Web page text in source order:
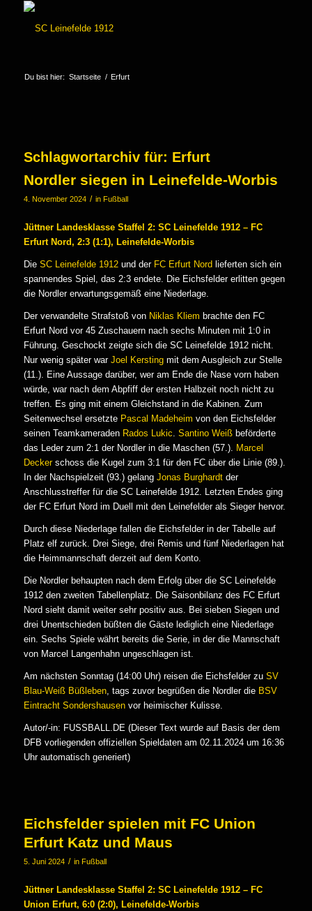
Du bist hier: Startseite / Erfurt
Schlagwortarchiv für: Erfurt
Nordler siegen in Leinefelde-Worbis
4. November 2024 / in Fußball
Jüttner Landesklasse Staffel 2: SC Leinefelde 1912 – FC
Erfurt Nord, 2:3 (1:1), Leinefelde-Worbis
Die SC Leinefelde 1912und der FC Erfurt Nord lieferten sich ein
spannendes Spiel, das 2:3 endete. Die Eichsfelder erlitten gegen
die Nordler erwartungsgemäß eine Niederlage.
Der verwandelte Strafstoß von Niklas Kliem brachte den FC
Erfurt Nord vor 45 Zuschauern nach sechs Minuten mit 1:0 in
Führung. Geschockt zeigte sich die SC Leinefelde 1912 nicht.
Nur wenig später war Joel Kerstingmit dem Ausgleich zur Stelle
(11.). Eine Aussage darüber, wer am Ende die Nase vorn haben
würde, war nach dem Abpfiff der ersten Halbzeit noch nicht zu
treffen. Es ging mit einem Gleichstand in die Kabinen. Zum
Seitenwechsel ersetzte Pascal Madeheim von den Eichsfelder
seinen Teamkameraden Rados Lukic. Santino Weißbeförderte
das Leder zum 2:1 der Nordler in die Maschen (57.). Marcel
Deckerschoss die Kugel zum 3:1 für den FC über die Linie (89.).
In der Nachspielzeit (93.) gelang Jonas Burghardtder
Anschlusstreffer für die SC Leinefelde 1912. Letzten Endes ging
der FC Erfurt Nord im Duell mit den Leinefelder als Sieger hervor.
Durch diese Niederlage fallen die Eichsfelder in der Tabelle auf
Platz elf zurück. Drei Siege, drei Remis und fünf Niederlagen hat
die Heimmannschaft derzeit auf dem Konto.
Die Nordler behaupten nach dem Erfolg über die SC Leinefelde
1912 den zweiten Tabellenplatz. Die Saisonbilanz des FC Erfurt
Nord sieht damit weiter sehr positiv aus. Bei sieben Siegen und
drei Unentschieden büßten die Gäste lediglich eine Niederlage
ein. Sechs Spiele währt bereits die Serie, in der die Mannschaft
von Marcel Langenhahn ungeschlagen ist.
Am nächsten Sonntag (14:00 Uhr) reisen die Eichsfelder zu SV
Blau-Weiß Büßleben, tags zuvor begrüßen die Nordler die BSV
Eintracht Sondershausenvor heimischer Kulisse.
Autor/-in: FUSSBALL.DE (Dieser Text wurde auf Basis der dem
DFB vorliegenden offiziellen Spieldaten am 02.11.2024 um 16:36
Uhr automatisch generiert)
Eichsfelder spielen mit FC Union
Erfurt Katz und Maus
5. Juni 2024 / in Fußball
Jüttner Landesklasse Staffel 2: SC Leinefelde 1912 – FC
Union Erfurt, 6:0 (2:0), Leinefelde-Worbis